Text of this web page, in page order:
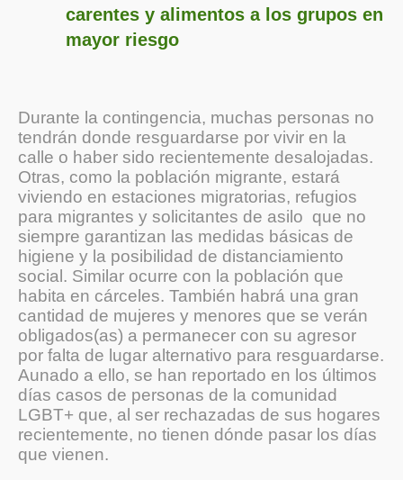
carentes y alimentos a los grupos en
mayor riesgo
Durante la contingencia, muchas personas no
tendrán donde resguardarse por vivir en la
calle o haber sido recientemente desalojadas.
Otras, como la población migrante, estará
viviendo en estaciones migratorias, refugios
para migrantes y solicitantes de asilo que no
siempre garantizan las medidas básicas de
higiene y la posibilidad de distanciamiento
social. Similar ocurre con la población que
habita en cárceles. También habrá una gran
cantidad de mujeres y menores que se verán
obligados(as) a permanecer con su agresor
por falta de lugar alternativo para resguardarse.
Aunado a ello, se han reportado en los últimos
días casos de personas de la comunidad
LGBT+ que, al ser rechazadas de sus hogares
recientemente, no tienen dónde pasar los días
que vienen.